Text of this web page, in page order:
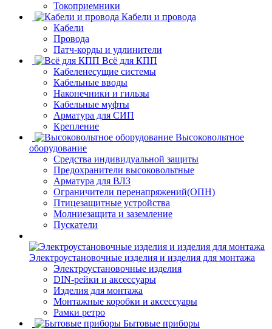
Токоприемники
Кабели и провода
Кабели
Провода
Патч-корды и удлинители
Всё для КПП
Кабеленесущие системы
Кабельные вводы
Наконечники и гильзы
Кабельные муфты
Арматура для СИП
Крепление
Высоковольтное
оборудование
Средства индивидуальной защиты
Предохранители высоковольтные
Арматура для ВЛЗ
Ограничители перенапряжений(ОПН)
Птицезащитные устройства
Молниезащита и заземление
Пускатели
Электроустановочные изделия и изделия для монтажа
Электроустановочные изделия
DIN-рейки и аксессуары
Изделия для монтажа
Монтажные коробки и аксессуары
Рамки ретро
Бытовые приборы